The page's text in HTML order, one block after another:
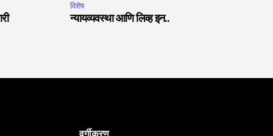
विशेष
न्यायव्यवस्था आणि लिव्ह इन..